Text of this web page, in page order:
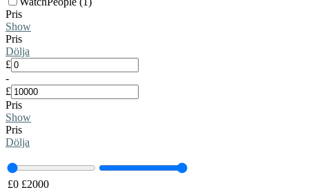
Pris
Show
Pris
Dölja
£
-
£
Pris
Show
Pris
Dölja
£0 £2000